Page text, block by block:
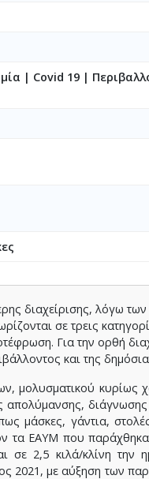
| Covid 19 |
διαχείρισης, λόγω των
σε τρεις
Για την ορθή
και της
μολυσματικού κυρίως
διάγνωσης
μάσκες, γάντια,
τα ΕΑΥΜ που
σε 2,5 κιλά/κλίνη την
2021, με αύξηση των